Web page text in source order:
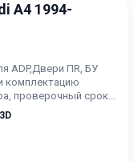
A4 1994-
ADP,Двери ПR, БУ
комплектацию
проверочный срок